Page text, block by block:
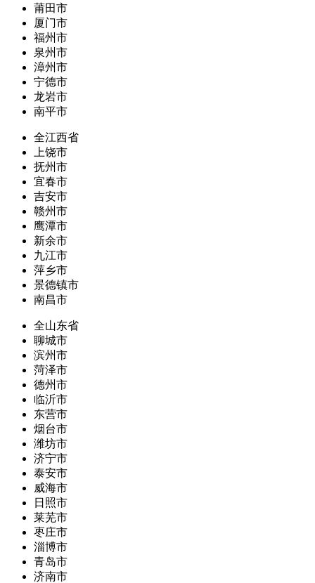
莆田市
厦门市
福州市
泉州市
漳州市
宁德市
龙岩市
南平市
全江西省
上饶市
抚州市
宜春市
吉安市
赣州市
鹰潭市
新余市
九江市
萍乡市
景德镇市
南昌市
全山东省
聊城市
滨州市
菏泽市
德州市
临沂市
东营市
烟台市
潍坊市
济宁市
泰安市
威海市
日照市
莱芜市
枣庄市
淄博市
青岛市
济南市